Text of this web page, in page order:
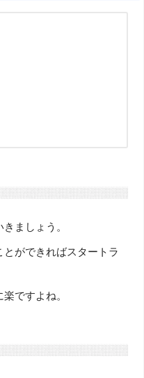
ましょう。
ができればスタートラ
ですよね。